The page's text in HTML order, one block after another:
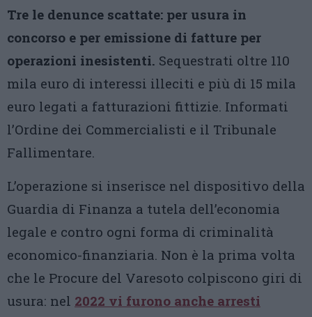
Tre le denunce scattate: per usura in
concorso e per emissione di fatture per
operazioni inesistenti. Sequestrati oltre 110
mila euro di interessi illeciti e più di 15 mila
euro legati a fatturazioni fittizie. Informati
l’Ordine dei Commercialisti e il Tribunale
Fallimentare.
L’operazione si inserisce nel dispositivo della
Guardia di Finanza a tutela dell’economia
legale e contro ogni forma di criminalità
economico-finanziaria. Non è la prima volta
che le Procure del Varesoto colpiscono giri di
usura: nel 2022 vi furono anche arresti